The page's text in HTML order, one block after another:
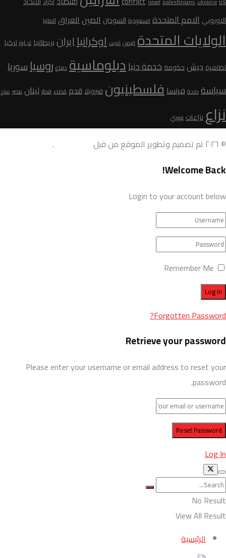
israel
الاوروبي الامم المتحدةالسعوديةالسودانالصينالعراق المانيا
الولايات المتحدةاليمن انترنت اوكرانياايرانبريطانياتجارةتركيا
تظاهرةجيش حكومةخدمة دنيادبلوماسيةدفاع روسياسوريا
سياسةصحةفرنسافلسطينيون فنزويلاقدم قضاءقطرلبنان مصر مناخ
نزاعنزاعاتنووي
© ٢٠٢٦ تم تصميم وتطوير الموقع من قبل .
Welcome Back!
Login to your account below
Remember Me
Forgotten Password?
Retrieve your password
Please enter your username or email address to reset your
password.
Log In
No Result
View All Result
الرئيسية